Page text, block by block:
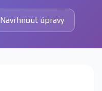
Navrhnout úpravy